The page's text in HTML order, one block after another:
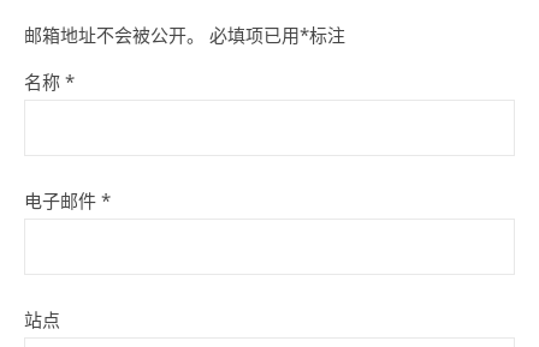
邮箱地址不会被公开。 必填项已用*标注
名称 *
电子邮件 *
站点